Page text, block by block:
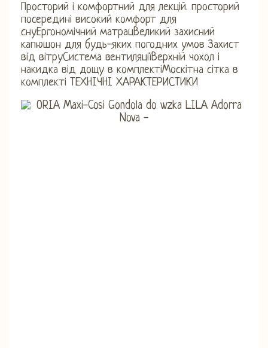
Просторий і комфортний для лекцій. просторий
посередині високий комфорт для
снуЕргономічний матрацВеликий захисний
капюшон для будь-яких погодних умов Захист
від вітруСистема вентиляціїВерхній чохол і
накидка від дощу в комплектіМоскітна сітка в
комплекті ТЕХНІЧНІ ХАРАКТЕРИСТИКИ